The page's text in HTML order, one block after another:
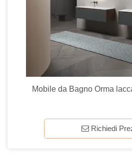
Mobile da Bagno Orma
Richiedi